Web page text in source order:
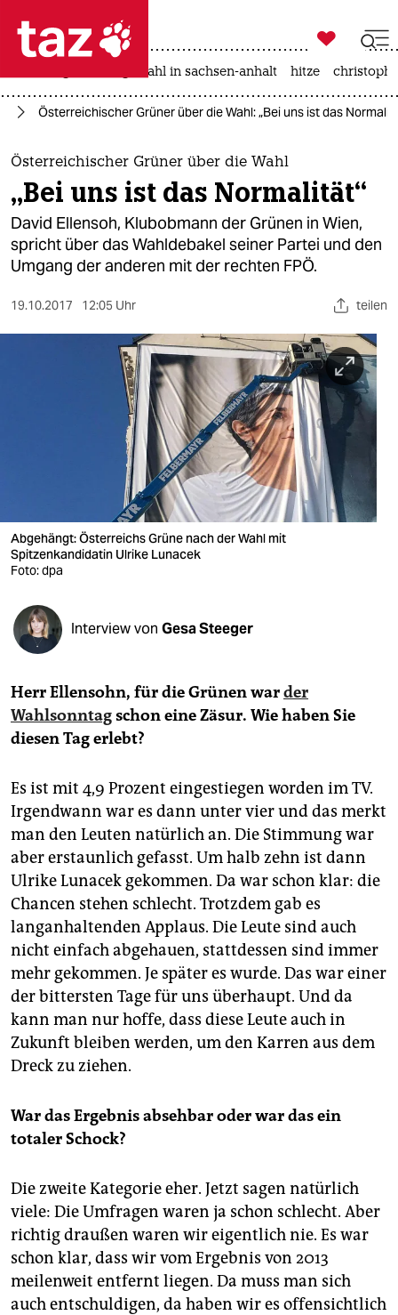
 taz zahl ich
taz zahl ich
themen
politik
öko
gesellschaft
verlag
verlag
shop
fragen & hilfe
unterstützen
abo
epaper login

taz zahl ich
landtagswahl in sachsen-anhalt hitze
Österreichischer Grüner über die Wahl: „Bei uns ist das
Österreichischer Grüner über die Wahl
„Bei uns ist das Normalität“
David Ellensoh, Klubobmann der Grünen in Wien,
spricht über das Wahldebakel seiner Partei und den
Umgang der anderen mit der rechten FPÖ.
19.10.2017 12:05 Uhr teilen
Abgehängt: Österreichs Grüne nach der Wahl mit
Spitzenkandidatin Ulrike Lunacek
Foto: dpa
Interview von Gesa Steeger
Herr Ellensohn, für die Grünen warder
Wahlsonntagschon eine Zäsur. Wie haben Sie
diesen Tag erlebt?
Es ist mit 4,9 Prozent eingestiegen worden im TV.
Irgendwann war es dann unter vier und das merkt
man den Leuten natürlich an. Die Stimmung war
aber erstaunlich gefasst. Um halb zehn ist dann
Ulrike Lunacek gekommen. Da war schon klar: die
Chancen stehen schlecht. Trotzdem gab es
langanhaltenden Applaus. Die Leute sind auch
nicht einfach abgehauen, stattdessen sind immer
mehr gekommen. Je später es wurde. Das war einer
der bittersten Tage für uns überhaupt. Und da
kann man nur hoffe, dass diese Leute auch in
Zukunft bleiben werden, um den Karren aus dem
Dreck zu ziehen.
War das Ergebnis absehbar oder war das ein
totaler Schock?
Die zweite Kategorie eher. Jetzt sagen natürlich
viele: Die Umfragen waren ja schon schlecht. Aber
richtig draußen waren wir eigentlich nie. Es war
schon klar, dass wir vom Ergebnis von 2013
meilenweit entfernt liegen. Da muss man sich
auch entschuldigen, da haben wir es offensichtlich